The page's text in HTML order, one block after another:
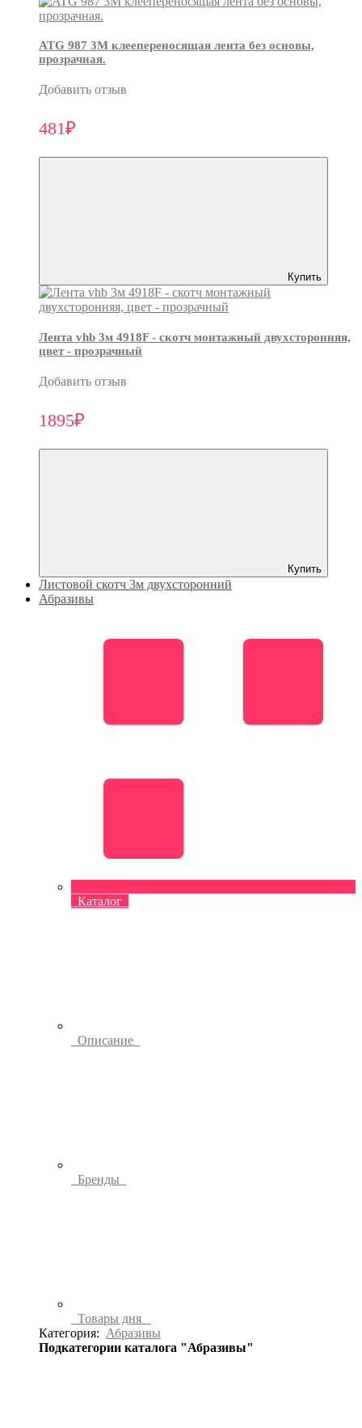
ATG 987 3М клеепереносящая лента без основы,
прозрачная.
Добавить отзыв
481₽
Купить
Лента vhb 3м 4918F - скотч монтажный двухсторонняя,
цвет - прозрачный
Добавить отзыв
1895₽
Купить
Листовой скотч 3м двухсторонний
Абразивы
Каталог
Описание
Бренды
Товары дня
Категория: Абразивы
Подкатегории каталога "Абразивы"